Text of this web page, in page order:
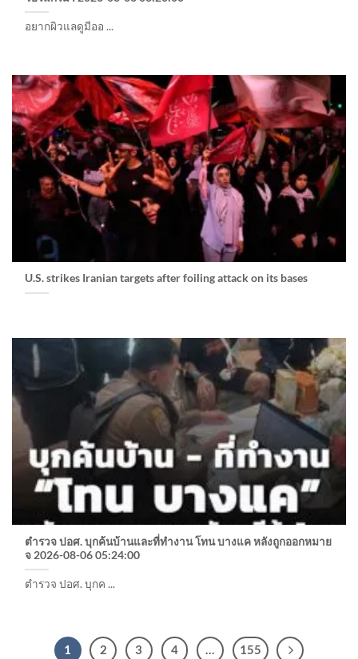
อยากผิวแลดูมีออ ...
U.S. strikes Iranian targets after foiling attack on its bases
ตำรวจ ปอศ. บุกค้นบ้านและที่ทำงาน โทน บางแค หลังถูกออกหมาย
จ 2026-08-06 05:24:00
ตำรวจ ปอศ. บุกค ...
1 2 3 4 … 155